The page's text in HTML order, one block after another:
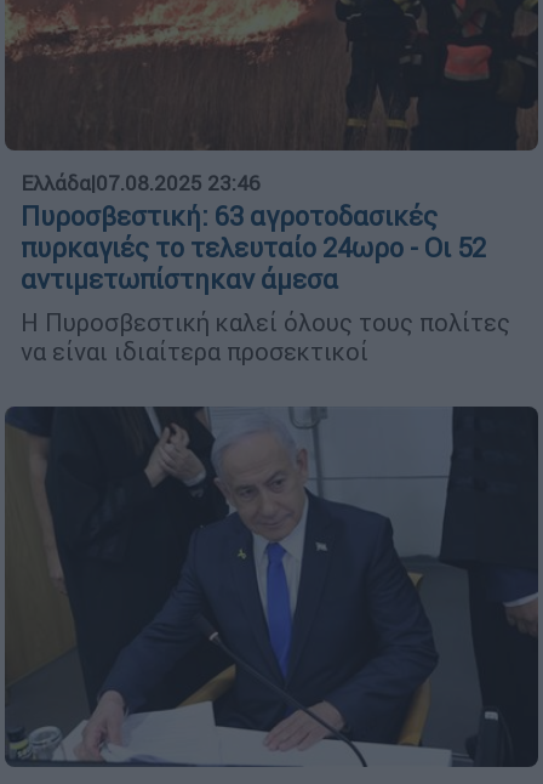
Ελλάδα|07.08.2025 23:46
Πυροσβεστική: 63 αγροτοδασικές
πυρκαγιές το τελευταίο 24ωρο - Οι 52
αντιμετωπίστηκαν άμεσα
Η Πυροσβεστική καλεί όλους τους πολίτες
να είναι ιδιαίτερα προσεκτικοί